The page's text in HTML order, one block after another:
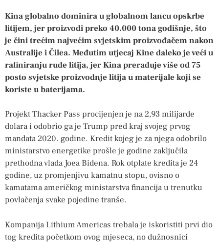
Kina globalno dominira u globalnom lancu opskrbe
litijem, jer proizvodi preko 40.000 tona godišnje, što
je čini trećim najvećim svjetskim proizvođačem nakon
Australije i Čilea. Međutim utjecaj Kine daleko je veći u
rafiniranju rude litija, jer Kina prerađuje više od 75
posto svjetske proizvodnje litija u materijale koji se
koriste u baterijama.
Projekt Thacker Pass procijenjen je na 2,93 milijarde
dolara i odobrio ga je Trump pred kraj svojeg prvog
mandata 2020. godine. Kredit kojeg je za njega odobrilo
ministarstvo energetike prošle je godine zaključila
prethodna vlada Joea Bidena. Rok otplate kredita je 24
godine, uz promjenjivu kamatnu stopu, ovisno o
kamatama američkog ministarstva financija u trenutku
povlačenja svake pojedine tranše.
Kompanija Lithium Americas trebala je iskoristiti prvi dio
tog kredita početkom ovog mjeseca, no dužnosnici